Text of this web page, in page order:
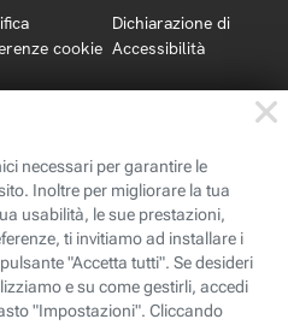
cookie
Dichiarazione di
Accessibilità